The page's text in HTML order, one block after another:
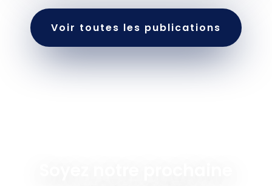
Voir toutes les publications